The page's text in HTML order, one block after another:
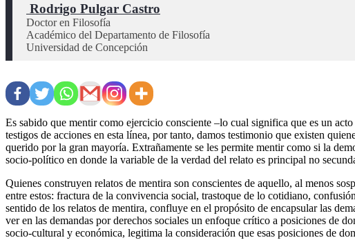
Rodrigo Pulgar Castro
Doctor en Filosofía
Académico del Departamento de Filosofía
Es sabido que mentir como ejercicio consciente –lo cual significa que es un
testigos de acciones en esta línea, por tanto, damos testimonio que existen
querido por la gran mayoría. Extrañamente se les permite mentir como si la
socio-político en donde la variable de la verdad del relato es principal no
Quienes construyen relatos de mentira son conscientes de aquello, al menos
entre estos: fractura de la convivencia social, trastoque de lo cotidiano,
sentido de los relatos de mentira, confluye en el propósito de encapsular las
ver en las demandas por derechos sociales un enfoque crítico a posiciones de
socio-cultural y económica, legitima la consideración que esas posiciones de